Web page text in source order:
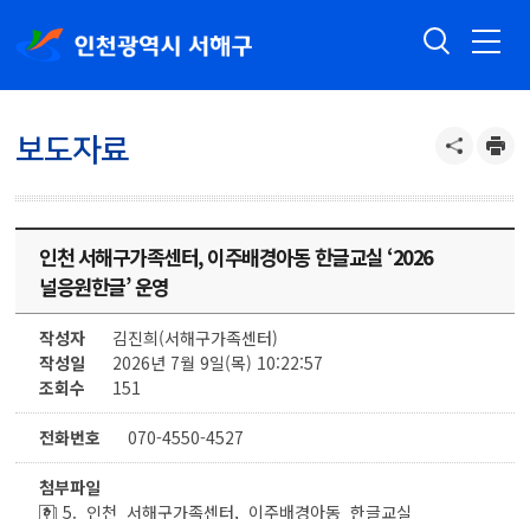
보도자료
인천 서해구가족센터, 이주배경아동 한글교실 ‘2026
널응원한글’ 운영
작성자
김진희(서해구가족센터)
작성일
2026년 7월 9일(목) 10:22:57
조회수
151
전화번호 070-4550-4527
첨부파일
5._인천_서해구가족센터,_이주배경아동_한글교실